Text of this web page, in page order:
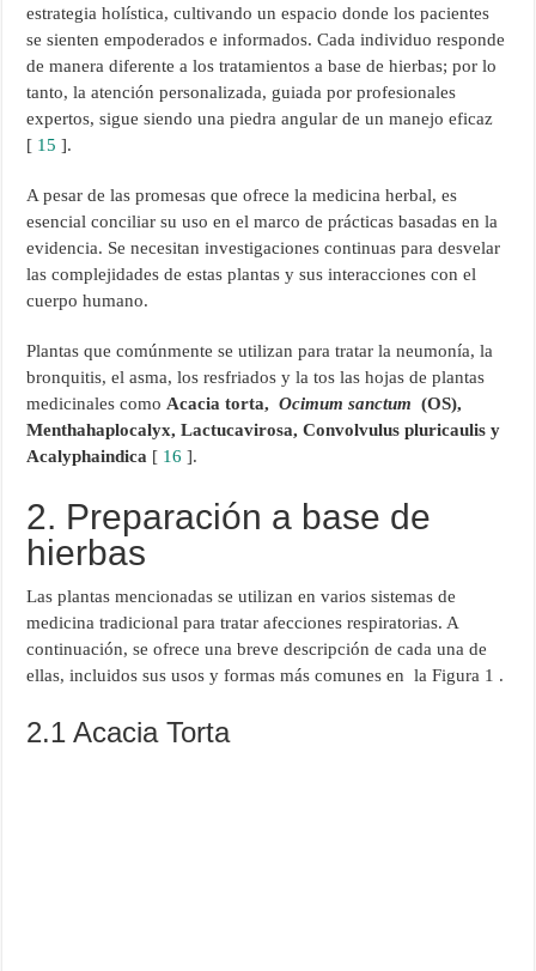
estrategia holística, cultivando un espacio donde los pacientes
se sienten empoderados e informados. Cada individuo responde
de manera diferente a los tratamientos a base de hierbas; por lo
tanto, la atención personalizada, guiada por profesionales
expertos, sigue siendo una piedra angular de un manejo eficaz
[ 15 ].
A pesar de las promesas que ofrece la medicina herbal, es
esencial conciliar su uso en el marco de prácticas basadas en la
evidencia. Se necesitan investigaciones continuas para desvelar
las complejidades de estas plantas y sus interacciones con el
cuerpo humano.
Plantas que comúnmente se utilizan para tratar la neumonía, la
bronquitis, el asma, los resfriados y la tos las hojas de plantas
medicinales comoAcacia torta,Ocimum sanctum (OS),
Menthahaplocalyx, Lactucavirosa, Convolvulus pluricaulis y
Acalyphaindica [ 16 ].
2. Preparación a base de
hierbas
Las plantas mencionadas se utilizan en varios sistemas de
medicina tradicional para tratar afecciones respiratorias. A
continuación, se ofrece una breve descripción de cada una de
ellas, incluidos sus usos y formas más comunes en la Figura 1 .
2.1 Acacia Torta